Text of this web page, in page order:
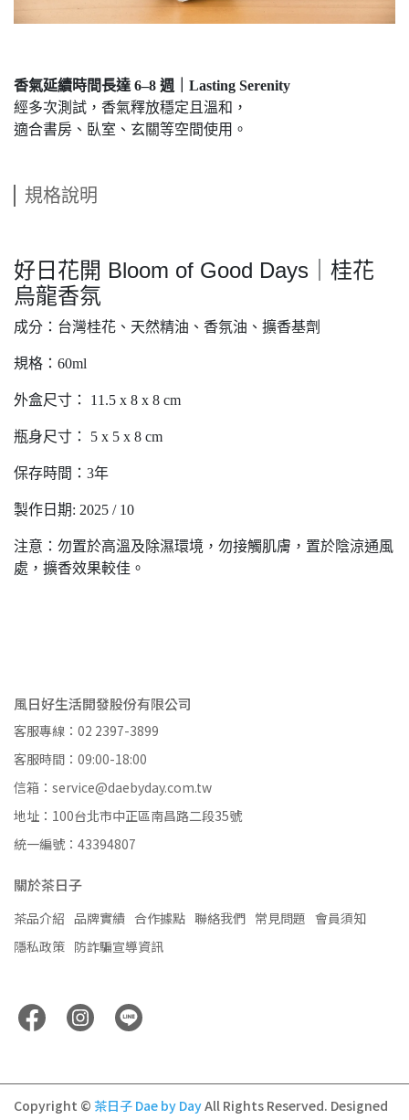
香氣延續時間長達 6–8 週｜Lasting Serenity
經多次測試，香氣釋放穩定且溫和，
適合書房、臥室、玄關等空間使用。
規格說明
好日花開 Bloom of Good Days｜桂花
烏龍香氛
成分：台灣桂花、天然精油、香氛油、擴香基劑
規格：60ml
外盒尺寸： 11.5 x 8 x 8 cm
瓶身尺寸： 5 x 5 x 8 cm
保存時間：3年
製作日期: 2025 / 10
注意：勿置於高溫及除濕環境，勿接觸肌膚，置於陰涼通風
處，擴香效果較佳。
風日好生活開發股份有限公司
客服專線：02 2397-3899
客服時間：09:00-18:00
信箱：service@daebyday.com.tw
地址：100台北市中正區南昌路二段35號
統一編號：43394807
關於茶日子
茶品介紹 品牌實績 合作據點 聯絡我們 常見問題 會員須知
隱私政策 防詐騙宣導資訊
Copyright © 茶日子 Dae by DayAll Rights Reserved. Designed